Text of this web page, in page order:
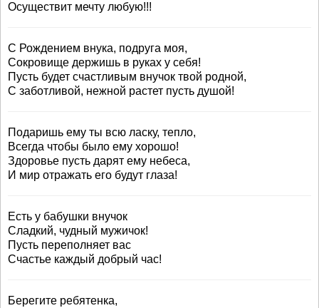
Осуществит мечту любую!!!
С Рождением внука, подруга моя,
Сокровище держишь в руках у себя!
Пусть будет счастливым внучок твой родной,
С заботливой, нежной растет пусть душой!
Подаришь ему ты всю ласку, тепло,
Всегда чтобы было ему хорошо!
Здоровье пусть дарят ему небеса,
И мир отражать его будут глаза!
Есть у бабушки внучок
Сладкий, чудный мужичок!
Пусть переполняет вас
Счастье каждый добрый час!
Берегите ребятенка,